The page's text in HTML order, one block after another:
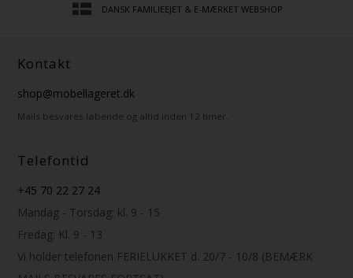
DANSK FAMILIEEJET & E-MÆRKET WEBSHOP
Kontakt
shop@mobellageret.dk
Mails besvares løbende og altid inden 12 timer.
Telefontid
+45 70 22 27 24
Mandag - Torsdag: kl. 9 - 15
Fredag: Kl. 9 - 13
Vi holder telefonen FERIELUKKET d. 20/7 - 10/8 (BEMÆRK